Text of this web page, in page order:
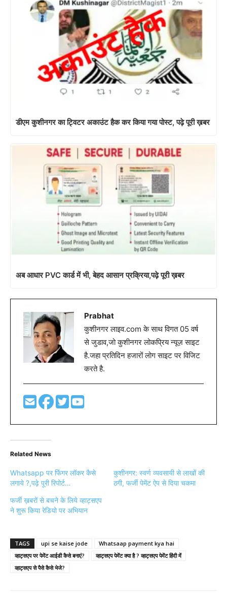
डीएम कुशीनगर का ट्विटर अकाउंट हैक कर किया गया पोस्ट, पढ़े पूरी ख़बर
अब आधार PVC कार्ड में भी, बेहद आसान प्रक्रिया,पढ़े पूरी ख़बर
Prabhat
कुशीनगर लाइव.com के साथ विगत 05 वर्ष
से जुडाव,जो कुशीनगर लोकप्रिय न्यूज़ साइट
है.जहा प्रतिदिन हजारों लोग साइट पर विजिट
करते है.
Related News
Whatsapp पर फिंगर लॉकर कैसे
लगाये ?,पढ़े पूरी रिपोर्ट…
कुशीनगर: स्वर्ण व्यवसायी से लाखों की
ठगी, फर्जी पेमेंट ऐप से दिया चकमा
फर्जी ख़बरों से बचने के लिये व्हाट्सएप
ने शुरू किया रेडियो पर अभियान
TAGS upi se kaise jode
Whatsaap payment kya hai
व्हाट्सएप पर पेमेंट आईडी कैसे बनाएं?
व्हाट्सएप पेमेंट क्या है ? व्हाट्सएप पेमेंट हिंदी में
व्हाट्सएप से पैसे कैसे भेजे?